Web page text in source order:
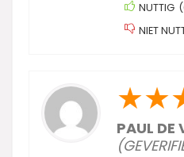
NUTTIG (
NIET
★★
PAUL DE